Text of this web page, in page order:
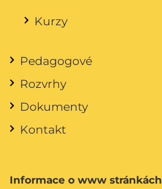
Kurzy
Pedagogové
Rozvrhy
Dokumenty
Kontakt
Informace o www stránkách